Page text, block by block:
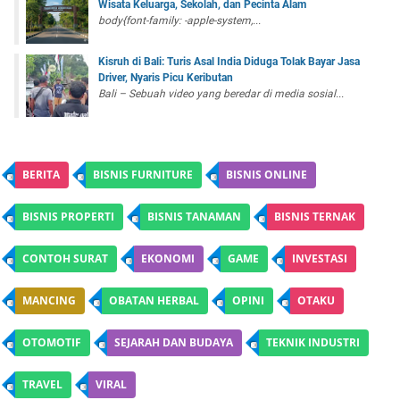
Wisata Keluarga, Sekolah, dan Pecinta Alam
body{font-family: -apple-system,...
Kisruh di Bali: Turis Asal India Diduga Tolak Bayar Jasa
Driver, Nyaris Picu Keributan
Bali – Sebuah video yang beredar di media sosial...
BERITA BISNIS FURNITURE BISNIS ONLINE
BISNIS PROPERTI BISNIS TANAMAN BISNIS TERNAK
CONTOH SURAT EKONOMI GAME INVESTASI
MANCING OBATAN HERBAL OPINI OTAKU
OTOMOTIF SEJARAH DAN BUDAYA TEKNIK INDUSTRI
TRAVEL VIRAL